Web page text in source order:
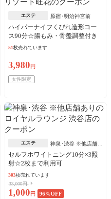
エステ 原宿･明治神宮前
ハイパーナイフくびれ造形コー
ス90分☆腸もみ・骨盤調整付き
51枚売れています
3,980 円
女性限定
エステ
神泉･渋谷 ※他店舗あ
り
セルフホワイトニング10分×3照
射☆2枚まで利用可
303枚売れています
33,000円
1,000 円 96%OFF